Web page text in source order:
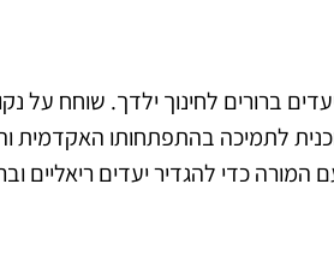
ברורים לחינוך ילדך. שוחח על
לתמיכה בהתפתחותו האקדמית
כדי להגדיר יעדים ריאליים